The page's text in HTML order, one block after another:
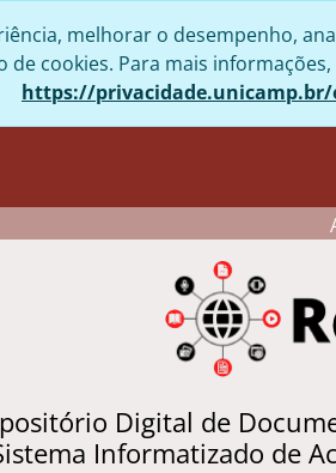
melhorar o desempenho,
de cookies. Para mais
https://
Digital de
Informatizado de